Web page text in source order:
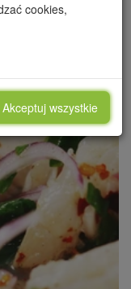
cookies,
Akceptuj wszystkie